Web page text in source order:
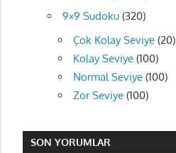
9×9 Sudoku(320)
Çok Kolay Seviye(20)
Kolay Seviye(100)
Normal Seviye(100)
Zor Seviye(100)
SON YORUMLAR